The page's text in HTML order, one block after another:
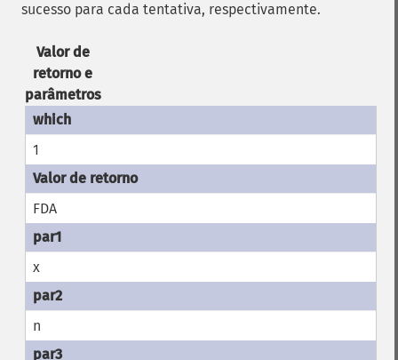
sucesso para cada tentativa, respectivamente.
Valor de
retorno e
parâmetros
1
FDA
x
n